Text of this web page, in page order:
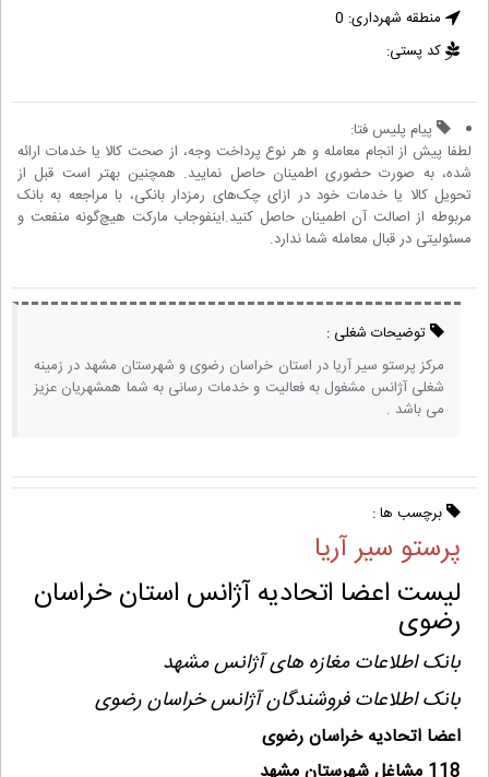
منطقه شهرداری: 0
کد پستی:
پیام پلیس فتا:
لطفا پیش از انجام معامله و هر نوع پرداخت وجه، از صحت کالا یا خدمات ارائه
شده، به صورت حضوری اطمینان حاصل نمایید. همچنین بهتر است قبل از
تحویل کالا یا خدمات خود در ازای چک‌های رمزدار بانکی، با مراجعه به بانک
مربوطه از اصالت آن اطمینان حاصل کنید.اینفوجاب مارکت هیچ‌گونه منفعت و
مسئولیتی در قبال معامله شما ندارد.
توضیحات شغلی :
مرکز پرستو سیر آریا در استان خراسان رضوی و شهرستان مشهد در زمینه
شغلی آژانس مشغول به فعالیت و خدمات رسانی به شما همشهریان عزیز
می باشد .
برچسب ها :
پرستو سیر آریا
لیست اعضا اتحادیه آژانس استان خراسان
رضوی
بانک اطلاعات مغازه های آژانس مشهد
بانک اطلاعات فروشندگان آژانس خراسان رضوی
اعضا اتحادیه خراسان رضوی